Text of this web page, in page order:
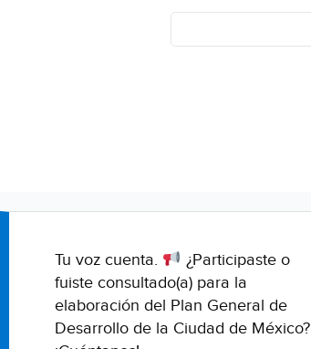
Tu voz cuenta.
¿Participaste o
fuiste consultado(a) para la
elaboración del Plan General de
Desarrollo de la Ciudad de México?